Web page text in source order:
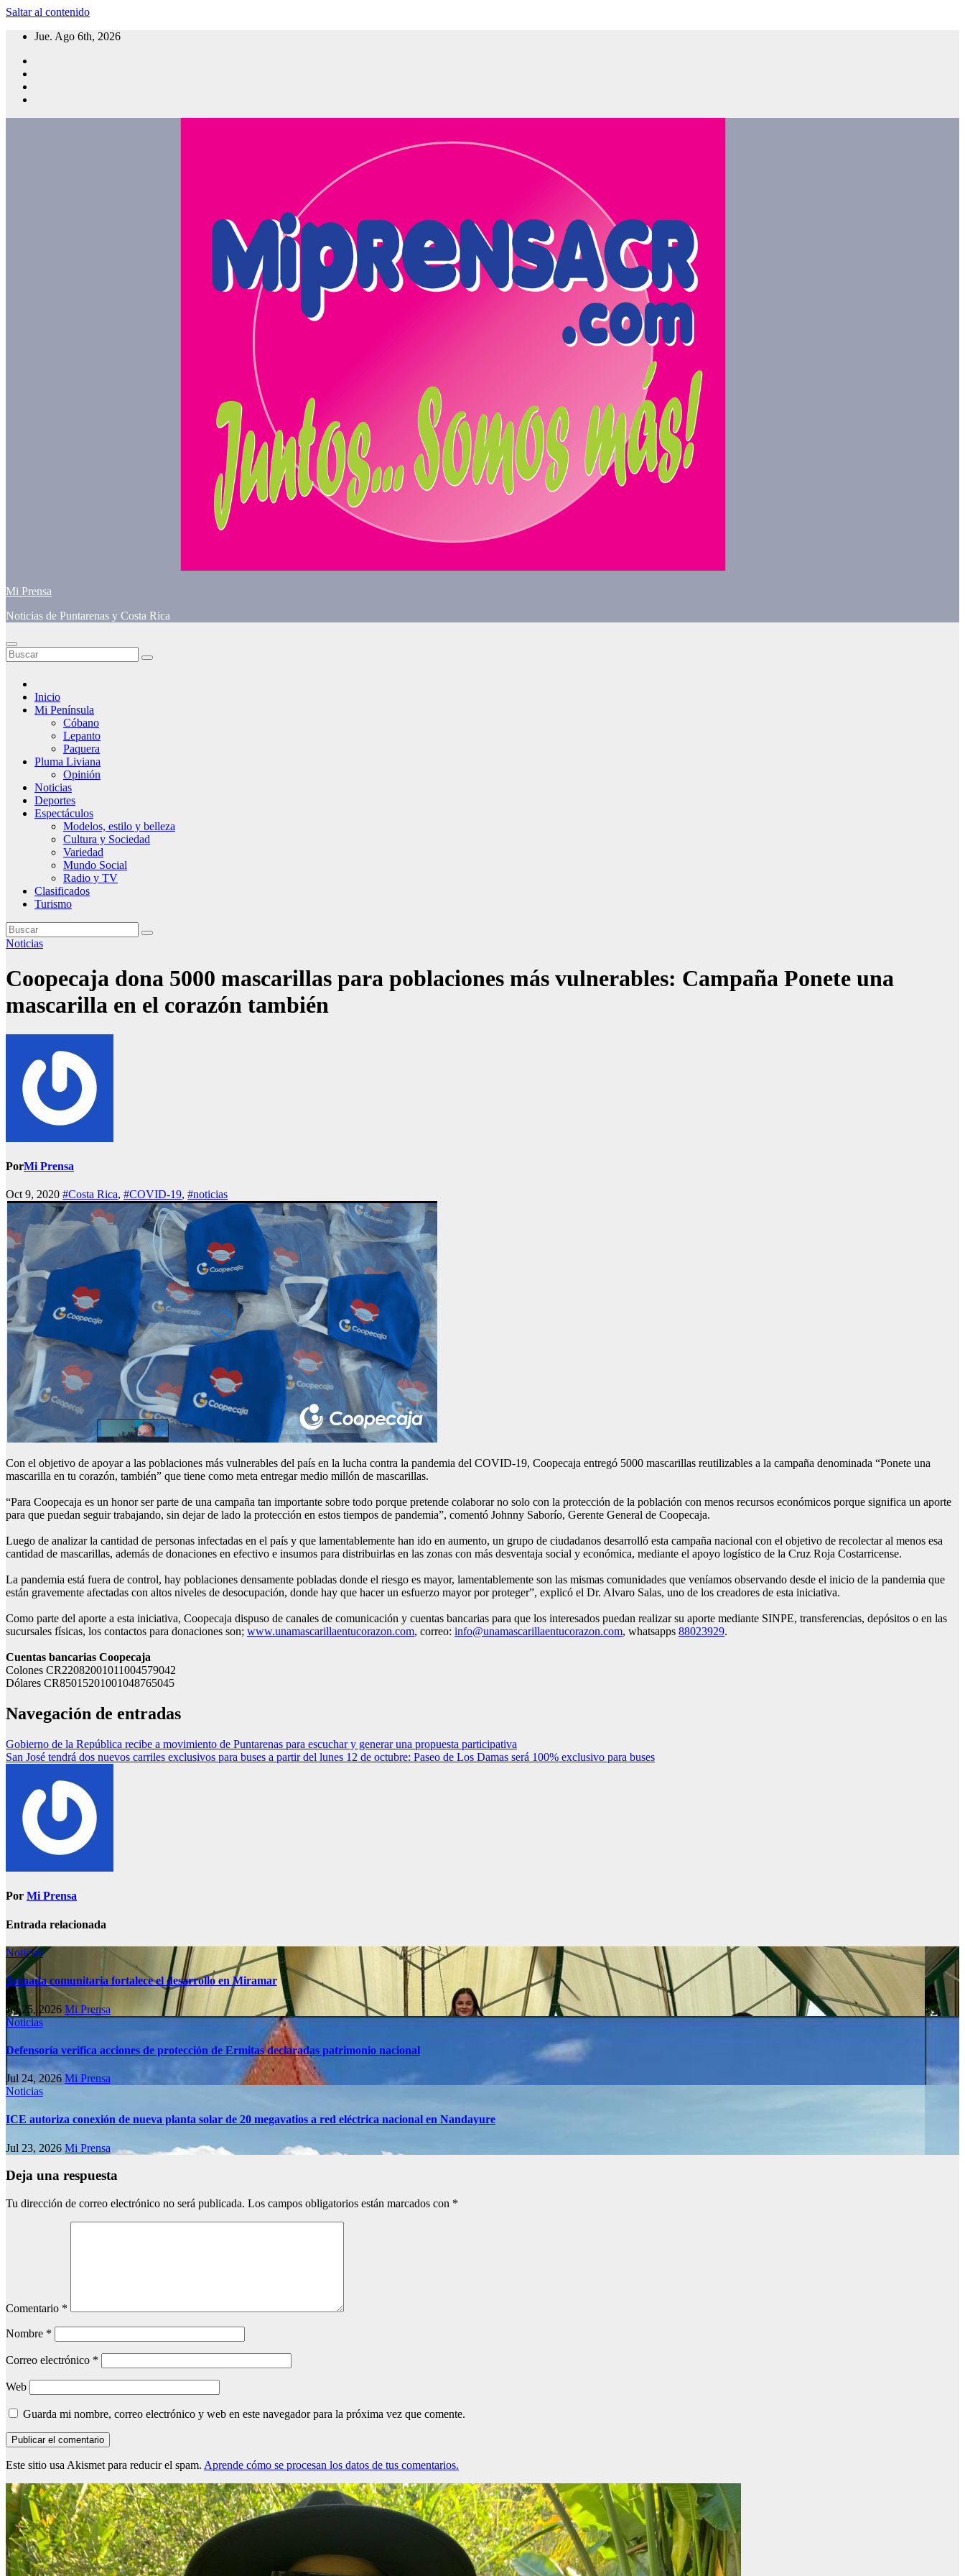
Saltar al contenido
Jue. Ago 6th, 2026
Mi Prensa
Noticias de Puntarenas y Costa Rica
Inicio
Mi Península
Cóbano
Lepanto
Paquera
Pluma Liviana
Opinión
Noticias
Deportes
Espectáculos
Modelos, estilo y belleza
Cultura y Sociedad
Variedad
Mundo Social
Radio y TV
Clasificados
Turismo
Noticias
Coopecaja dona 5000 mascarillas para poblaciones más vulnerables: Campaña Ponete una
mascarilla en el corazón también
PorMi Prensa
Oct 9, 2020 #Costa Rica, #COVID-19, #noticias
Con el objetivo de apoyar a las poblaciones más vulnerables del país en la lucha contra la pandemia del COVID-19, Coopecaja entregó 5000 mascarillas reutilizables a la campaña denominada “Ponete una
mascarilla en tu corazón, también” que tiene como meta entregar medio millón de mascarillas.
“Para Coopecaja es un honor ser parte de una campaña tan importante sobre todo porque pretende colaborar no solo con la protección de la población con menos recursos económicos porque significa un aporte
para que puedan seguir trabajando, sin dejar de lado la protección en estos tiempos de pandemia”, comentó Johnny Saborío, Gerente General de Coopecaja.
Luego de analizar la cantidad de personas infectadas en el país y que lamentablemente han ido en aumento, un grupo de ciudadanos desarrolló esta campaña nacional con el objetivo de recolectar al menos esa
cantidad de mascarillas, además de donaciones en efectivo e insumos para distribuirlas en las zonas con más desventaja social y económica, mediante el apoyo logístico de la Cruz Roja Costarricense.
La pandemia está fuera de control, hay poblaciones densamente pobladas donde el riesgo es mayor, lamentablemente son las mismas comunidades que veníamos observando desde el inicio de la pandemia que
están gravemente afectadas con altos niveles de desocupación, donde hay que hacer un esfuerzo mayor por proteger”, explicó el Dr. Alvaro Salas, uno de los creadores de esta iniciativa.
Como parte del aporte a esta iniciativa, Coopecaja dispuso de canales de comunicación y cuentas bancarias para que los interesados puedan realizar su aporte mediante SINPE, transferencias, depósitos o en las
sucursales físicas, los contactos para donaciones son; www.unamascarillaentucorazon.com, correo: info@unamascarillaentucorazon.com, whatsapps 88023929.
Cuentas bancarias Coopecaja
Colones CR22082001011004579042
Dólares CR85015201001048765045
Navegación de entradas
Gobierno de la República recibe a movimiento de Puntarenas para escuchar y generar una propuesta participativa
San José tendrá dos nuevos carriles exclusivos para buses a partir del lunes 12 de octubre: Paseo de Los Damas será 100% exclusivo para buses
Por Mi Prensa
Entrada relacionada
Noticias
Jornada comunitaria fortalece el desarrollo en Miramar
Jul 25, 2026 Mi Prensa
Noticias
Defensoría verifica acciones de protección de Ermitas declaradas patrimonio nacional
Jul 24, 2026 Mi Prensa
Noticias
ICE autoriza conexión de nueva planta solar de 20 megavatios a red eléctrica nacional en Nandayure
Jul 23, 2026 Mi Prensa
Deja una respuesta
Tu dirección de correo electrónico no será publicada. Los campos obligatorios están marcados con *
Comentario *
Nombre *
Correo electrónico *
Web
Guarda mi nombre, correo electrónico y web en este navegador para la próxima vez que comente.
Este sitio usa Akismet para reducir el spam. Aprende cómo se procesan los datos de tus comentarios.